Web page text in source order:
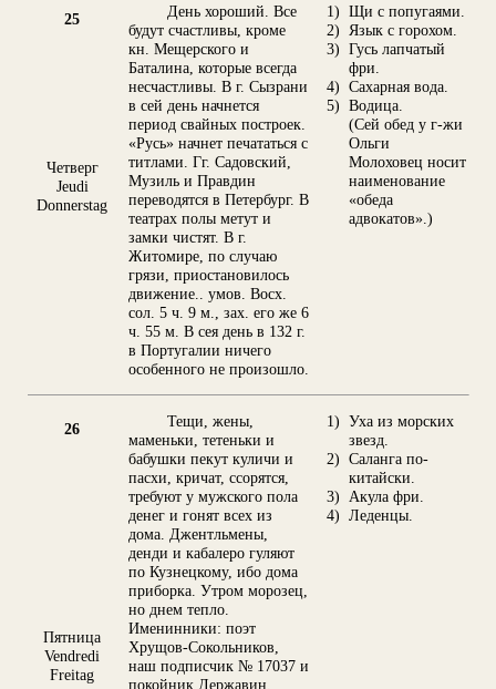
25
День хороший. Все
будут счастливы, кроме
кн. Мещерского и
Баталина, которые всегда
несчастливы. В г. Сызрани
в сей день начнется
период свайных построек.
«Русь» начнет печататься с
титлами. Гг. Садовский,
Музиль и Правдин
переводятся в Петербург. В
театрах полы метут и
замки чистят. В г.
Житомире, по случаю
грязи, приостановилось
движение.. умов. Восх.
сол. 5 ч. 9 м., зах. его же 6
ч. 55 м. В сея день в 132 г.
в Португалии ничего
особенного не произошло.
1) Щи с попугаями.
2)
Язык с горохом.
3) Гусь лапчатый
фри.
4) Сахарная вода.
5) Водица.
(Сей обед у г-жи
Ольги
Молоховец носит
наименование
«обеда
адвокатов».)
Четверг
Jeudi
Donnerstag
26
Тещи, жены,
маменьки, тетеньки и
бабушки пекут куличи и
пасхи, кричат, ссорятся,
требуют у мужского пола
денег и гонят всех из
дома. Джентльмены,
денди и кабалеро гуляют
по Кузнецкому, ибо дома
приборка. Утром морозец,
но днем тепло.
Именинники: поэт
Хрущов-Сокольников,
наш подписчик № 17037 и
покойник Державин.
1) Уха из морских
звезд.
2) Саланга по-
китайски.
3)
Акула фри.
4) Леденцы.
Пятница
Vendredi
Freitag